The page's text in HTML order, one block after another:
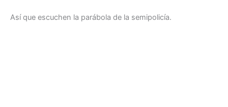
Así que escuchen la parábola de la semipolicía.